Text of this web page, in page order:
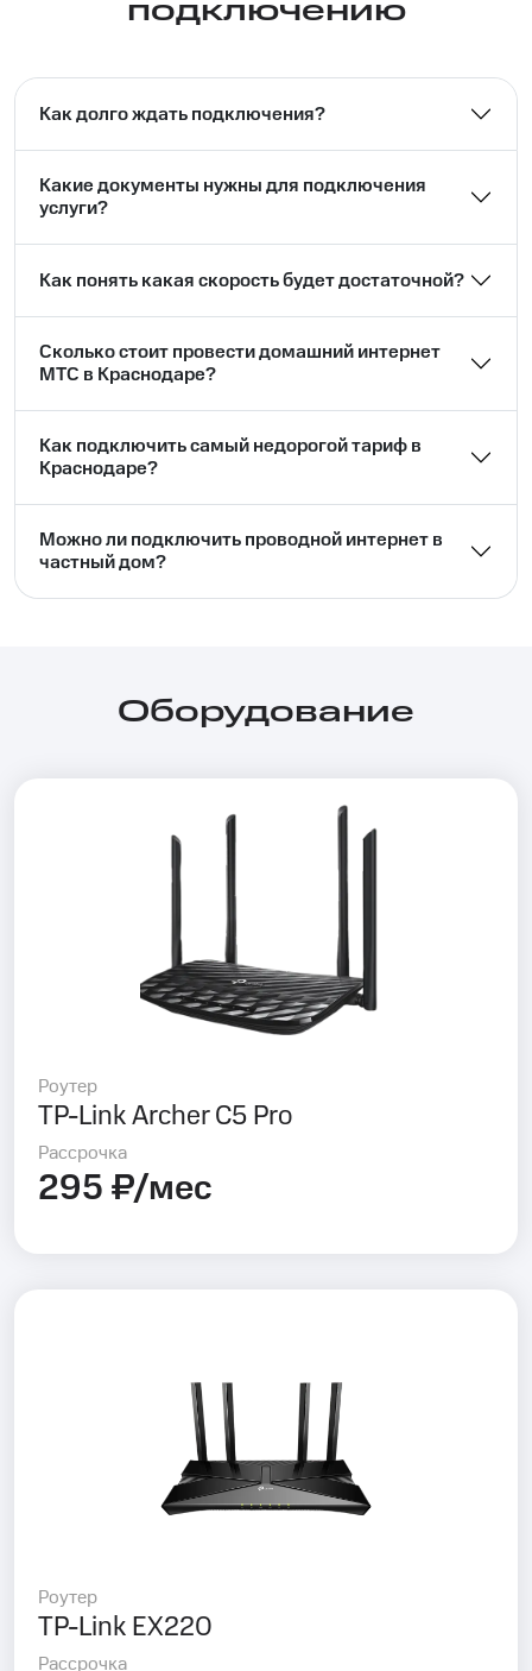
подключению
Как долго ждать подключения?
Какие документы нужны для подключения
услуги?
Как понять какая скорость будет достаточной?
Сколько стоит провести домашний интернет
МТС в Краснодаре?
Как подключить самый недорогой тариф в
Краснодаре?
Можно ли подключить проводной интернет в
частный дом?⁣⁣
Оборудование
Роутер
TP-Link Archer C5 Pro
Рассрочка
295 ₽/мес
Роутер
TP-Link EX220
Рассрочка